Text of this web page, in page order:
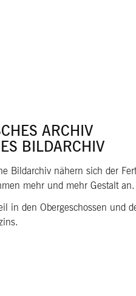
ARCHIV
BILDARCHIV
Bildarchiv nähern sich der
mehr und mehr Gestalt an.
in den Obergeschossen und